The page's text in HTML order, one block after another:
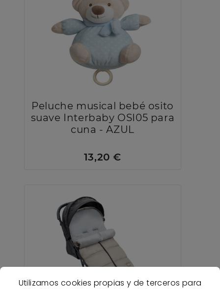
Utilizamos cookies propias y de terceros para
Peluche musical bebé osito
suave Interbaby OSI05 para
cuna - AZUL
13,20 €